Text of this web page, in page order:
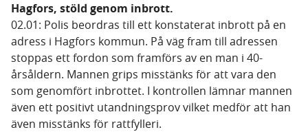
Hagfors, stöld genom inbrott.
02.01: Polis beordras till ett konstaterat inbrott på en
adress i Hagfors kommun. På väg fram till adressen
stoppas ett fordon som framförs av en man i 40-
årsåldern. Mannen grips misstänks för att vara den
som genomfört inbrottet. I kontrollen lämnar mannen
även ett positivt utandningsprov vilket medför att han
även misstänks för rattfylleri.